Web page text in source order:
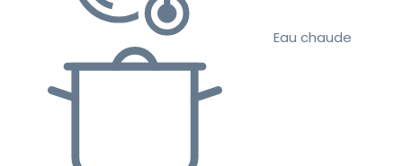
Eau chaude